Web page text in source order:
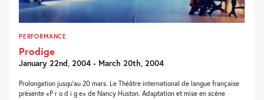
PERFORMANCE
Prodige
January 22nd, 2004 - March 20th, 2004
Prolongation jusqu'au 20 mars. Le Théâtre international de langue française
présente «P r o d i g e» de Nancy Huston. Adaptation et mise en scène